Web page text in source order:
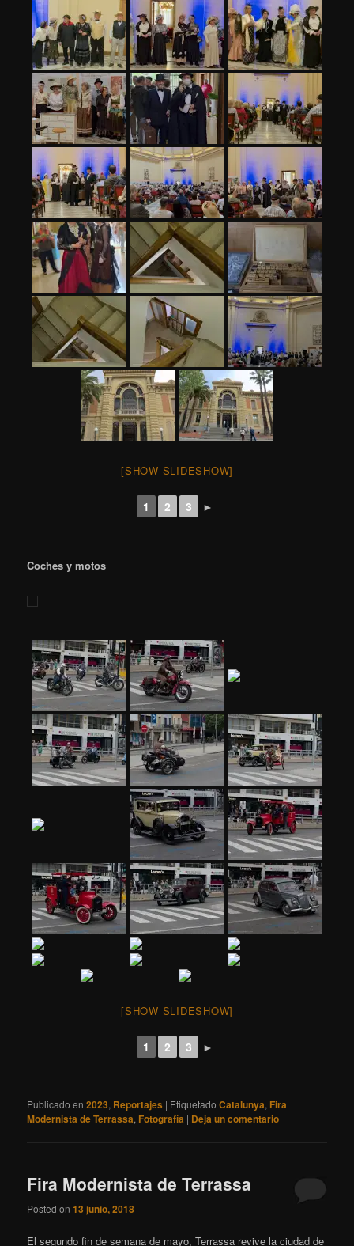
[SHOW SLIDESHOW]
1 2 3 ►
Coches y motos
[SHOW SLIDESHOW]
1 2 3 ►
Publicado en 2023, Reportajes | Etiquetado Catalunya, Fira
Modernista de Terrassa, Fotografía | Deja un comentario
Fira Modernista de Terrassa
Posted on13 junio, 2018
El segundo fin de semana de mayo, Terrassa revive la ciudad de